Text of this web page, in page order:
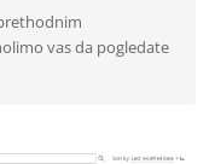
vas da pogledate